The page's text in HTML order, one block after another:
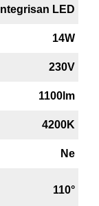
Integrisan LED
14W
230V
1100lm
4200K
Ne
110°